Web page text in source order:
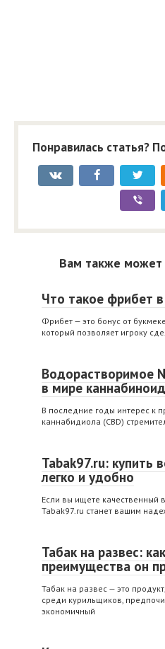
Понравилась статья?
Вам также может
Что такое фрибет
Фрибет — это бонус от
который позволяет игроку
Водорастворимое
в мире
В последние годы интерес к
каннабидиола (CBD)
Tabak97.ru: купить
легко и удобно
Если вы ищете качественный
Tabak97.ru станет вашим
Табак на развес:
преимущества он
Табак на развес — это
среди курильщиков,
экономичный